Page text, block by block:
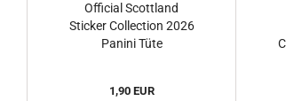
Official Scottland
Sticker Collection 2026
Panini Tüte
1,90 EUR